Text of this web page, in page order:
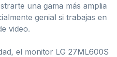
una gama más amplia
genial si trabajas en
video.
el monitor LG 27ML600S